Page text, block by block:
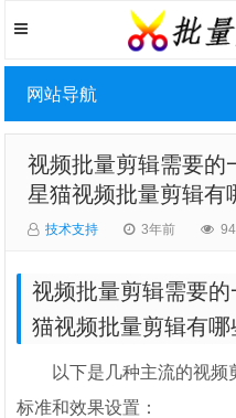
网站导航
视频批量剪辑需要的
星猫视频批量剪辑有
技术支持 3年前
视频批量剪辑需要
猫视频批量剪辑有哪
以下是几种主流的视
标准和效果设置：